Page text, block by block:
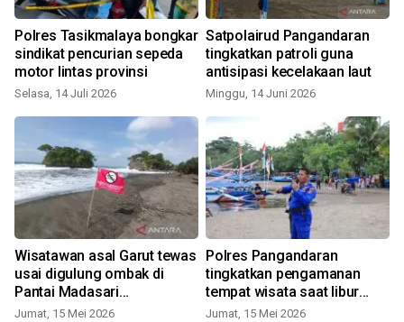
Polres Tasikmalaya bongkar
sindikat pencurian sepeda
motor lintas provinsi
Selasa, 14 Juli 2026
Satpolairud Pangandaran
tingkatkan patroli guna
antisipasi kecelakaan laut
Minggu, 14 Juni 2026
Wisatawan asal Garut tewas
usai digulung ombak di
Pantai Madasari
Pangandaran
Jumat, 15 Mei 2026
Polres Pangandaran
tingkatkan pengamanan
tempat wisata saat libur
panjang
Jumat, 15 Mei 2026